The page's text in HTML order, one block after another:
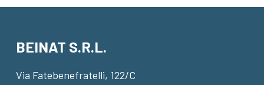
BEINAT S.R.L.
Via Fatebenefratelli, 122/C